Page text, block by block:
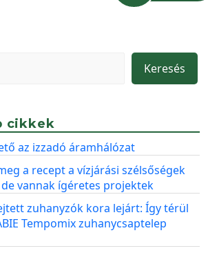
Keresés
cikkek
az izzadó áramhálózat
a recept a vízjárási szélsőségek
vannak ígéretes projektek
zuhanyzók kora lejárt: Így térül
Tempomix zuhanycsaptelep